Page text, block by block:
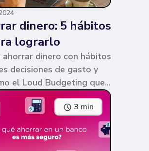
dinero: 5 hábitos
lograrlo
ahorrar dinero con hábitos
decisiones de gasto y
el Loud Budgeting que
a cumplir tus metas.
3 min